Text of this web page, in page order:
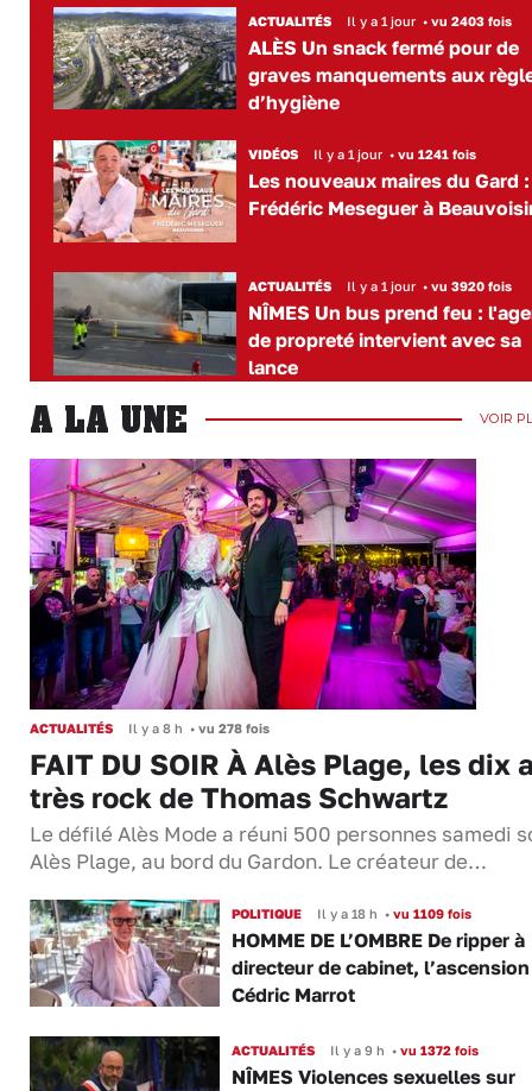
ACTUALITÉS Il y a 1 jour • vu 2403 fois
ALÈS Un snack fermé pour de
graves manquements aux
d’hygiène
VIDÉOS Il y a 1 jour • vu 1241 fois
Les nouveaux maires du Gard :
Frédéric Meseguer à
ACTUALITÉS Il y a 1 jour • vu 3920 fois
NÎMES Un bus prend feu :
de propreté intervient avec sa
lance
A LA UNE VOIR
ACTUALITÉS Il y a 8 h • vu 278 fois
FAIT DU SOIR À Alès Plage, les dix
très rock de Thomas Schwartz
Le défilé Alès Mode a réuni 500 personnes samedi
Alès Plage, au bord du Gardon. Le créateur de…
POLITIQUE Il y a 18 h •vu 1109 fois
HOMME DE L’OMBRE De ripper à
directeur de cabinet,
Cédric Marrot
ACTUALITÉS Il y a 9 h •vu 1372 fois
NÎMES Violences sexuelles sur